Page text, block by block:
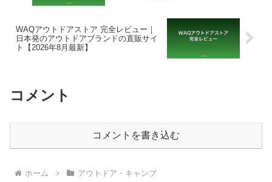
WAQアウトドアストア 完全レビュー｜
日本発のアウトドアブランドの直販サイ
ト【2026年8月最新】
コメント
コメントを書き込む
ホーム アウトドア・キャンプ